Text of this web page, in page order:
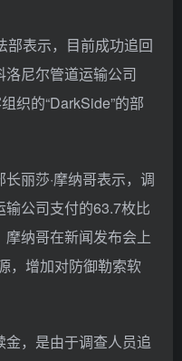
部表示，目前成功追回
尼尔管道运输公司
织的“DarkSide”的部
丽莎·摩纳哥表示，调
公司支付的63.7枚比
纳哥在新闻发布会上
，增加对防御勒索软
，是由于调查人员追